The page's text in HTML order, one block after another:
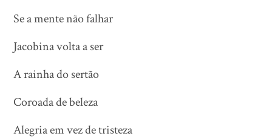
Se a mente não falhar
Jacobina volta a ser
A rainha do sertão
Coroada de beleza
Alegria em vez de tristeza